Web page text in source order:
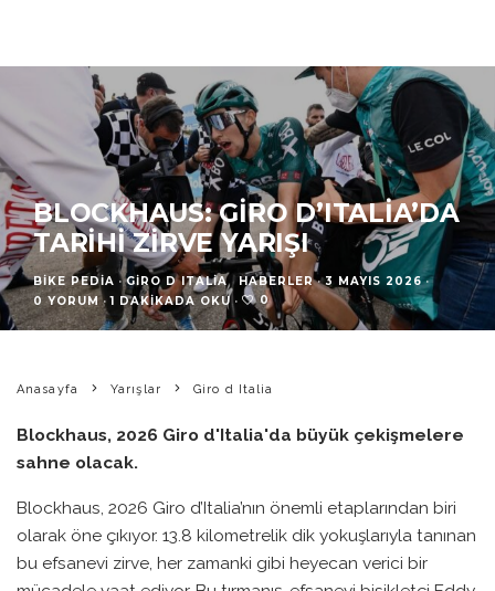
BLOCKHAUS: GIRO D’ITALIA’DA
TARIHI ZIRVE YARIŞI
BIKE PEDIA · GIRO D ITALIA HABERLER · 3 MAYIS 2026 ·
0 YORUM · 1 DAKIKADA OKU · 0
Anasayfa Yarışlar Giro d Italia
Blockhaus, 2026 Giro d'Italia'da büyük çekişmelere
sahne olacak.
Blockhaus, 2026 Giro d’Italia’nın önemli etaplarından biri
olarak öne çıkıyor. 13.8 kilometrelik dik yokuşlarıyla tanınan
bu efsanevi zirve, her zamanki gibi heyecan verici bir